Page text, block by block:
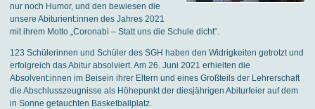
nur noch Humor, und den bewiesen die
unsere Abiturient:innen des Jahres 2021
mit ihrem Motto „Coronabi – Statt uns die Schule dicht“.
123 Schülerinnen und Schüler des SGH haben den Widrigkeiten getrotzt und
erfolgreich das Abitur absolviert. Am 26. Juni 2021 erhielten die
Absolvent:innen im Beisein ihrer Eltern und eines Großteils der Lehrerschaft
die Abschlusszeugnisse als Höhepunkt der diesjährigen Abiturfeier auf dem
in Sonne getauchten Basketballplatz.